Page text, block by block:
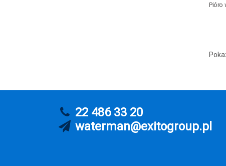
Pióro
22 486 33 20
waterman@exitogroup.pl